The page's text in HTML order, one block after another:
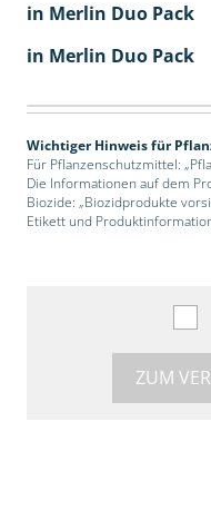
in Merlin Duo Pack
in Merlin Duo Pack
Wichtiger Hinweis für
Für Pflanzenschutzmittel:
Die Informationen auf dem
Biozide: „Biozidprodukte
Etikett und
ZUM